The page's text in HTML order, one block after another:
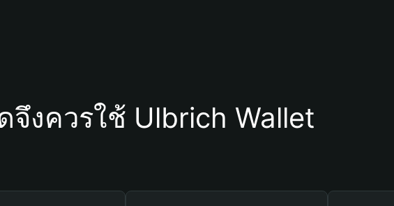
จึงควรใช้ Ulbrich Wallet